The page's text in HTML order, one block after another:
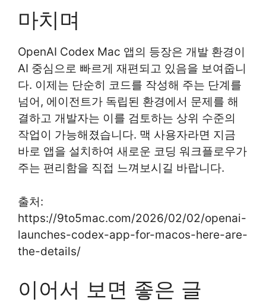
마치며
OpenAI Codex Mac 앱의 등장은 개발 환경이
AI 중심으로 빠르게 재편되고 있음을 보여줍니
다. 이제는 단순히 코드를 작성해 주는 단계를
넘어, 에이전트가 독립된 환경에서 문제를 해
결하고 개발자는 이를 검토하는 상위 수준의
작업이 가능해졌습니다. 맥 사용자라면 지금
바로 앱을 설치하여 새로운 코딩 워크플로우가
주는 편리함을 직접 느껴보시길 바랍니다.
출처:
https://9to5mac.com/2026/02/02/openai-
launches-codex-app-for-macos-here-are-
the-details/
이어서 보면 좋은 글